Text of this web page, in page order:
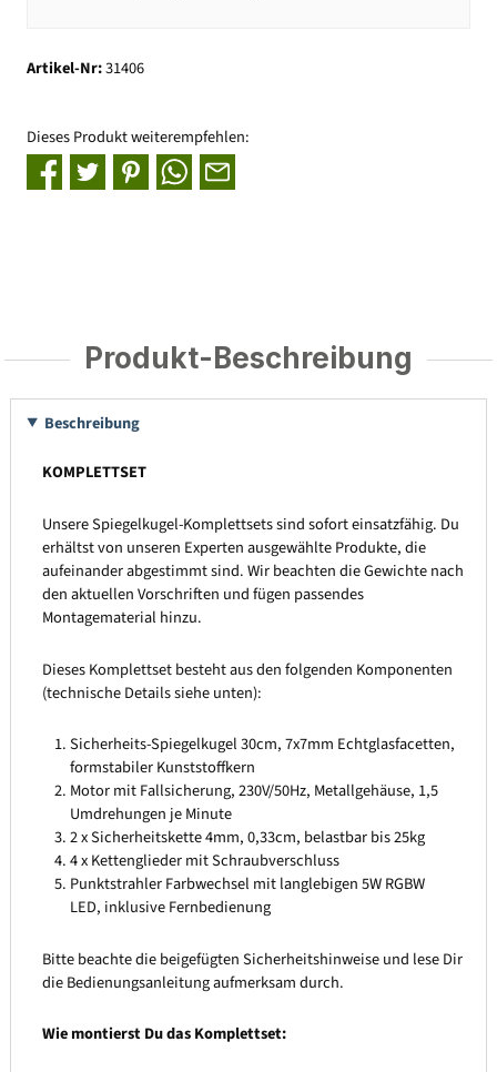
Artikel-Nr:31406
Dieses Produkt weiterempfehlen:
Produkt-Beschreibung
Beschreibung
KOMPLETTSET
Unsere Spiegelkugel-Komplettsets sind sofort einsatzfähig. Du
erhältst von unseren Experten ausgewählte Produkte, die
aufeinander abgestimmt sind. Wir beachten die Gewichte nach
den aktuellen Vorschriften und fügen passendes
Montagematerial hinzu.
Dieses Komplettset besteht aus den folgenden Komponenten
(technische Details siehe unten):
Sicherheits-Spiegelkugel 30cm, 7x7mm Echtglasfacetten,
formstabiler Kunststoffkern
Motor mit Fallsicherung, 230V/50Hz, Metallgehäuse, 1,5
Umdrehungen je Minute
2 x Sicherheitskette 4mm, 0,33cm, belastbar bis 25kg
4 x Kettenglieder mit Schraubverschluss
Punktstrahler Farbwechsel mit langlebigen 5W RGBW
LED, inklusive Fernbedienung
Bitte beachte die beigefügten Sicherheitshinweise und lese Dir
die Bedienungsanleitung aufmerksam durch.
Wie montierst Du das Komplettset: